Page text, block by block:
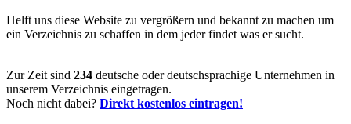
Helft uns diese Website zu vergrößern und bekannt zu machen um
ein Verzeichnis zu schaffen in dem jeder findet was er sucht.
Zur Zeit sind 234 deutsche oder deutschsprachige Unternehmen in
unserem Verzeichnis eingetragen.
Noch nicht dabei? Direkt kostenlos eintragen!